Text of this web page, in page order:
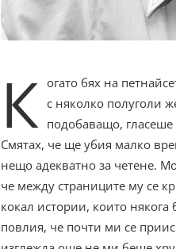
К огато бях на
с няколко полуголи
подобаващо,
Смятах, че ще убия малко
нещо адекватно за четене.
че между страниците му се
кокал истории, които някога
повлия, че почти ми се